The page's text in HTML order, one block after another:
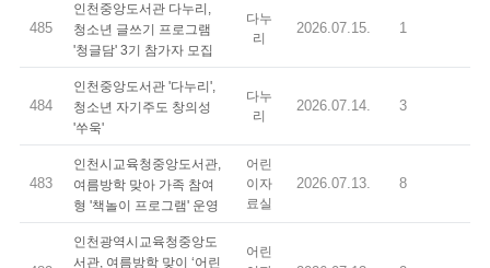
485
인천중앙도서관 다누리,
청소년 글쓰기 프로그램
'청글담' 3기 참가자 모집
다누
리
2026.07.15. 1
484
인천중앙도서관 '다누리',
청소년 자기주도 창의성
'쑤욱'
다누
리
2026.07.14. 3
483
인천시교육청중앙도서관,
여름방학 맞아 가족 참여
형 '책놀이 프로그램' 운영
어린
이자
료실
2026.07.13. 8
인천광역시교육청중앙도
서관, 여름방학 맞이 ‘어린
어린